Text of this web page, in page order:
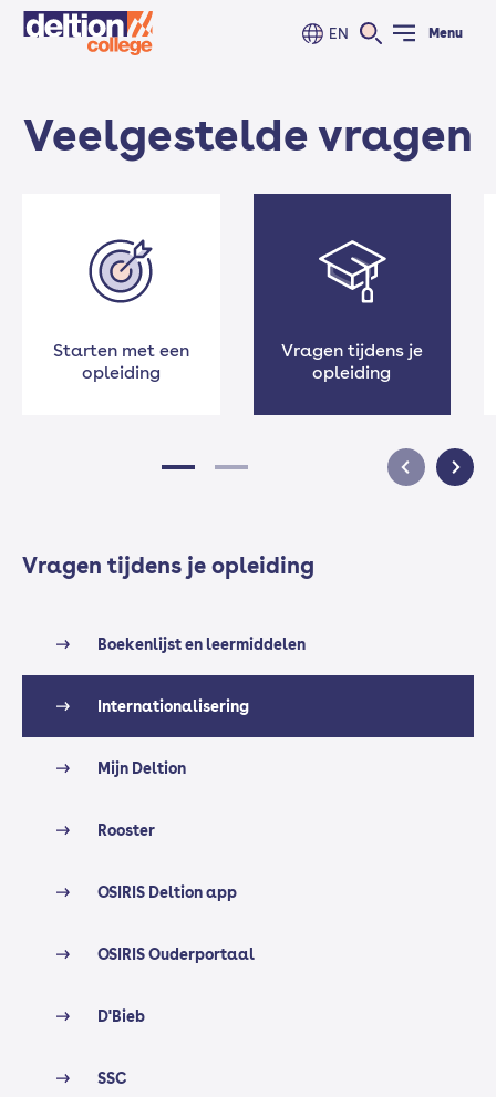
EN Menu
Veelgestelde vragen
Starten met een
opleiding
Vragen tijdens je
opleiding
Vragen tijdens je opleiding
Boekenlijst en leermiddelen
Internationalisering
Mijn Deltion
Rooster
OSIRIS Deltion app
OSIRIS Ouderportaal
D'Bieb
SSC